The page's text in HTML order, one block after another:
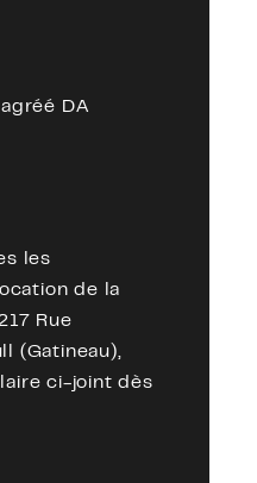
DA
les
de la
Rue
(Gatineau),
ci-joint dès